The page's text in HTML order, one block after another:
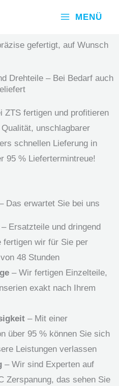
MENÜ
gefertigt, auf Wunsch
Drehteile – Bei Bedarf auch
ZTS fertigen und profitieren
unschlagbarer
schnellen Lieferung in
95 % Liefertermintreue!
Das erwartet Sie bei uns
– Ersatzteile und dringend
fertigen wir für Sie per
48 Stunden
– Wir fertigen Einzelteile,
exakt nach Ihrem
– Mit einer
über 95 % können Sie sich
Leistungen verlassen
– Wir sind Experten auf
Zerspanung, das sehen Sie